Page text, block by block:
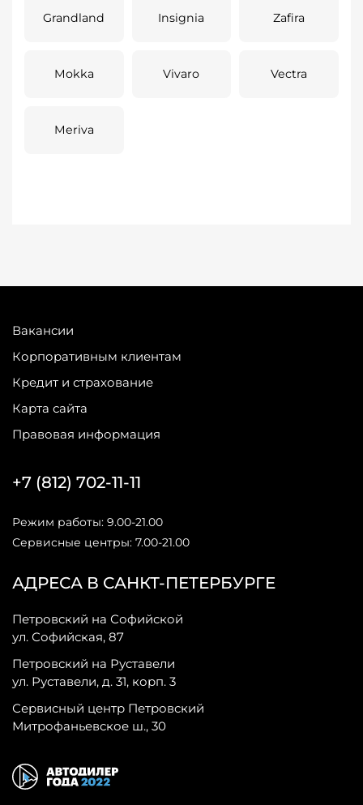
Grandland Insignia Zafira
Mokka Vivaro Vectra
Meriva
Вакансии
Корпоративным клиентам
Кредит и страхование
Карта сайта
Правовая информация
АДРЕСА В САНКТ-ПЕТЕРБУРГЕ
Петровский на Софийской
ул. Софийская, 87
Петровский на Руставели
ул. Руставели, д. 31, корп. 3
Сервисный центр Петровский
Митрофаньевское ш., 30
+7 (812) 702-11-11
Режим работы: 9.00-21.00
Сервисные центры: 7.00-21.00